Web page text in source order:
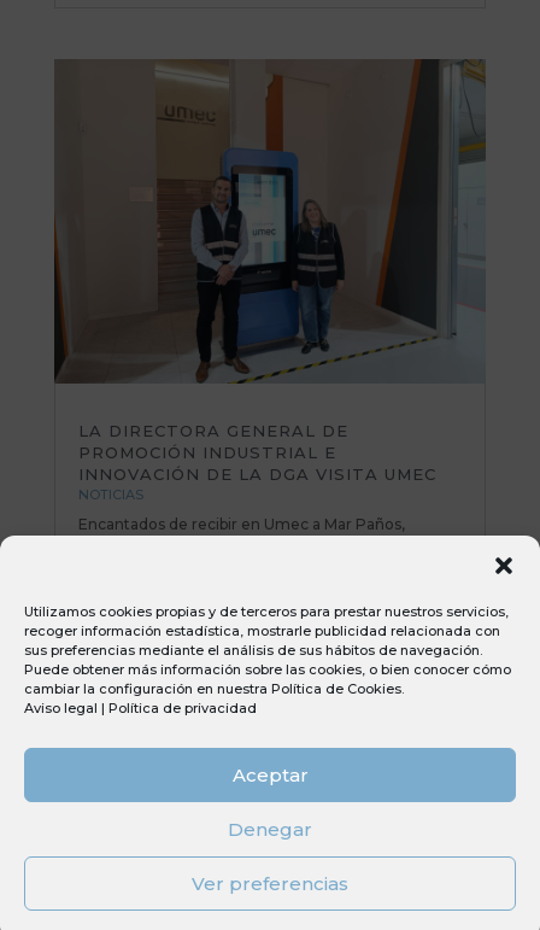
Utilizamos cookies propias y de terceros para prestar nuestros servicios,
recoger información estadística, mostrarle publicidad relacionada con
sus preferencias mediante el análisis de sus hábitos de navegación.
Puede obtener más información sobre las cookies, o bien conocer cómo
cambiar la configuración en nuestra Política de Cookies.
Aviso legal | Política de privacidad
Aceptar
Denegar
Ver preferencias
LA DIRECTORA GENERAL DE
PROMOCIÓN INDUSTRIAL E
INNOVACIÓN DE LA DGA VISITA UMEC
NOTICIAS
Encantados de recibir en Umec a Mar Paños,
poniendo sobre la mesa nuevas iniciativas e ideas
muy interesantes. Todo el equipo Umec...
Diseñado porElegant Themes| Desarrollado
porWordPress